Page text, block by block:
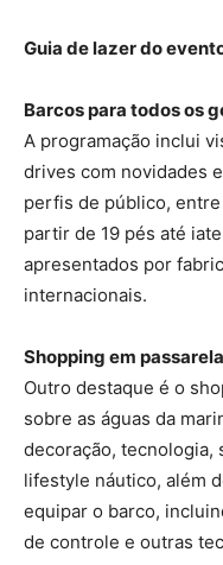
Guia de lazer do
Barcos para todos os
A programação inclui
drives com novidades
perfis de público,
partir de 19 pés até
apresentados por
internacionais.
Shopping em
Outro destaque é o
sobre as águas da
decoração, tecnologia,
lifestyle náutico, além
equipar o barco,
de controle e outras